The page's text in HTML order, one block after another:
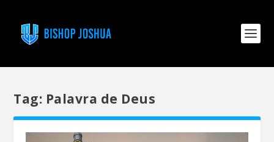
Tag: Palavra de Deus